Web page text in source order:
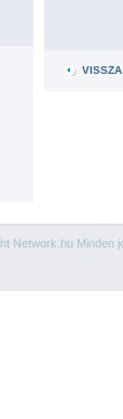
Network.hu Minden